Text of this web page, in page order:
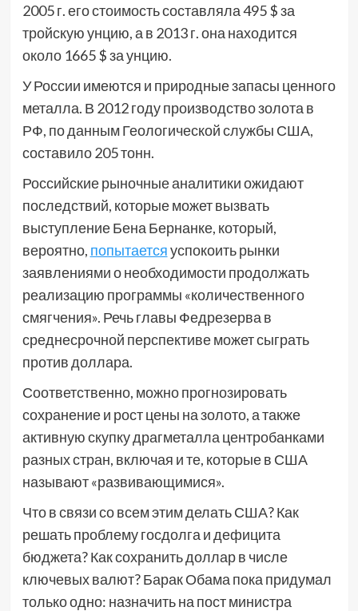
2005 г. его стоимость составляла 495 $ за
тройскую унцию, а в 2013 г. она находится
около 1665 $ за унцию.
У России имеются и природные запасы ценного
металла. В 2012 году производство золота в
РФ, по данным Геологической службы США,
составило 205 тонн.
Российские рыночные аналитики ожидают
последствий, которые может вызвать
выступление Бена Бернанке, который,
вероятно, попытаетсяуспокоить рынки
заявлениями о необходимости продолжать
реализацию программы «количественного
смягчения». Речь главы Федрезерва в
среднесрочной перспективе может сыграть
против доллара.
Соответственно, можно прогнозировать
сохранение и рост цены на золото, а также
активную скупку драгметалла центробанками
разных стран, включая и те, которые в США
называют «развивающимися».
Что в связи со всем этим делать США? Как
решать проблему госдолга и дефицита
бюджета? Как сохранить доллар в числе
ключевых валют? Барак Обама пока придумал
только одно: назначить на пост министра